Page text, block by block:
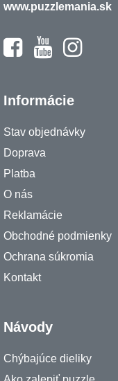
www.puzzlemania.sk
Informácie
Stav objednávky
Doprava
Platba
O nás
Reklamácie
Obchodné podmienky
Ochrana súkromia
Kontakt
Návody
Chýbajúce dieliky